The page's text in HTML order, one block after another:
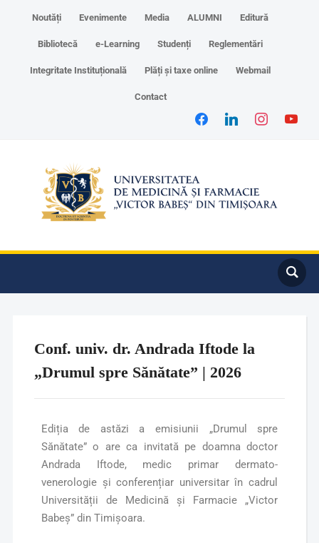
Noutăți Evenimente Media ALUMNI Editură
Bibliotecă e-Learning Studenți Reglementări
Integritate Instituțională Plăți și taxe online Webmail
Contact
Conf. univ. dr. Andrada Iftode la
„Drumul spre Sănătate” | 2026
Ediția de astăzi a emisiunii „Drumul spre
Sănătate” o are ca invitată pe doamna doctor
Andrada Iftode, medic primar dermato-
venerologie și conferențiar universitar în cadrul
Universității de Medicină și Farmacie „Victor
Babeș” din Timișoara.